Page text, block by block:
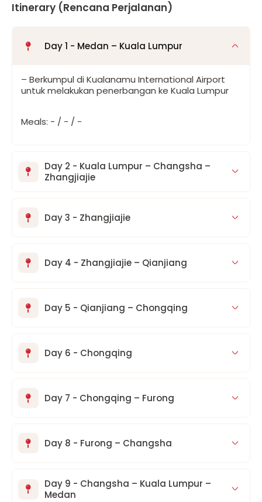
Itinerary (Rencana Perjalanan)
Day 1 - Medan – Kuala Lumpur
– Berkumpul di Kualanamu International Airport
untuk melakukan penerbangan ke Kuala Lumpur
Meals: - / - / -
Day 2 - Kuala Lumpur – Changsha –
Zhangjiajie
Day 3 - Zhangjiajie
Day 4 - Zhangjiajie – Qianjiang
Day 5 - Qianjiang – Chongqing
Day 6 - Chongqing
Day 7 - Chongqing – Furong
Day 8 - Furong – Changsha
Day 9 - Changsha – Kuala Lumpur –
Medan